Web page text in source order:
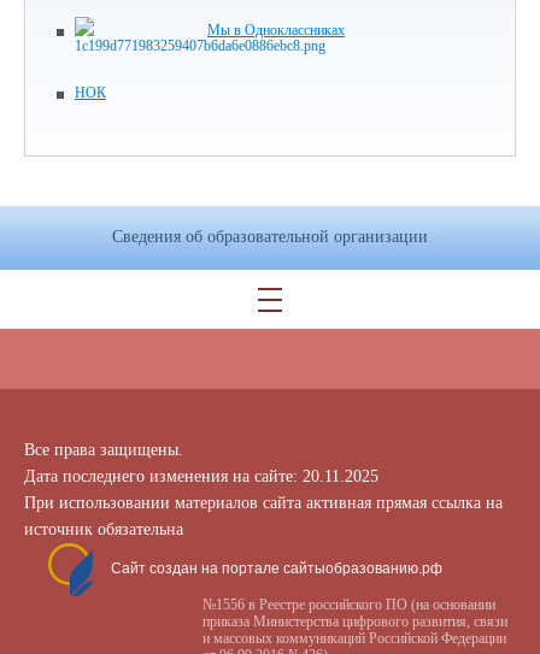
Мы в Одноклассниках
НОК
Сведения об образовательной организации
Все права защищены.
Дата последнего изменения на сайте: 20.11.2025
При использовании материалов сайта активная прямая ссылка на
источник обязательна
Сайт создан на портале сайтыобразованию.рф
№1556 в Реестре российского ПО (на основании
приказа Министерства цифрового развития, связи
и массовых коммуникаций Российской Федерации